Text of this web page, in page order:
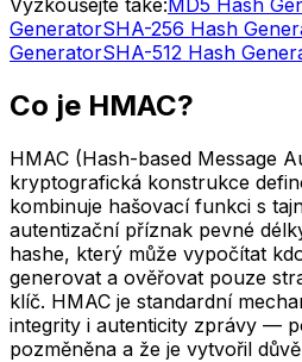
GeneratorSHA-256 Hash
GeneratorSHA-512 Hash
Co je HMAC?
HMAC (Hash-based Message
kryptografická konstrukce
kombinuje hašovací funkci s
autentizační příznak pevné
hashe, který může vypočítat
generovat a ověřovat pouze
klíč. HMAC je standardní
integrity i autenticity zprávy —
pozměněna a že je vytvořil